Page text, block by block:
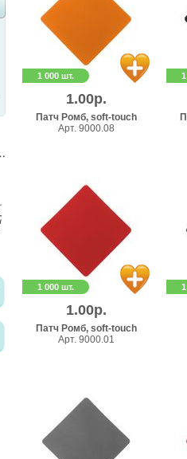
1 000 шт.
1.00р.
Патч Ромб, soft-touch
Арт. 9000.08
1 000 шт.
1.00р.
Патч Ромб, soft-touch
Арт. 9000.01